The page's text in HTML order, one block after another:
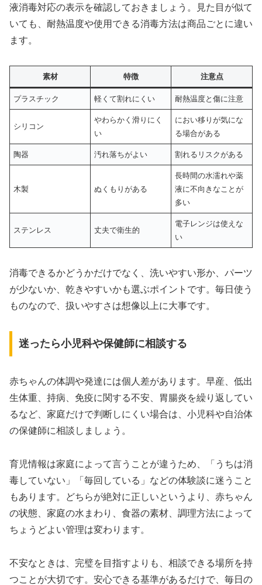
液消毒対応の表示を確認しておきましょう。見た目が似て
いても、耐熱温度や使用できる消毒方法は商品ごとに違い
ます。
素材 特徴 注意点
プラスチック 軽くて割れにくい 耐熱温度と傷に注意
シリコン
やわらかく滑りにく
い
におい移りが気にな
る場合がある
陶器 汚れ落ちがよい 割れるリスクがある
木製 ぬくもりがある
長時間の水濡れや薬
液に不向きなことが
多い
ステンレス 丈夫で衛生的
電子レンジは使えな
い
消毒できるかどうかだけでなく、洗いやすい形か、パーツ
が少ないか、乾きやすいかも選ぶポイントです。毎日使う
ものなので、扱いやすさは想像以上に大事です。
迷ったら小児科や保健師に相談する
赤ちゃんの体調や発達には個人差があります。早産、低出
生体重、持病、免疫に関する不安、胃腸炎を繰り返してい
るなど、家庭だけで判断しにくい場合は、小児科や自治体
の保健師に相談しましょう。
育児情報は家庭によって言うことが違うため、「うちは消
毒していない」「毎回している」などの体験談に迷うこと
もあります。どちらが絶対に正しいというより、赤ちゃん
の状態、家庭の水まわり、食器の素材、調理方法によって
ちょうどよい管理は変わります。
不安なときは、完璧を目指すよりも、相談できる場所を持
つことが大切です。安心できる基準があるだけで、毎日の